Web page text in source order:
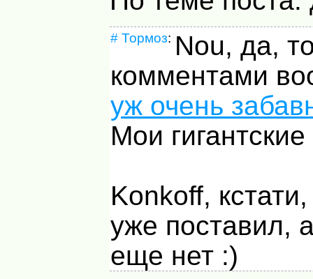
# Тормоз: Nou, да,
комментами
уж очень
Мои
Konkoff,
уже поставил,
еще нет :)